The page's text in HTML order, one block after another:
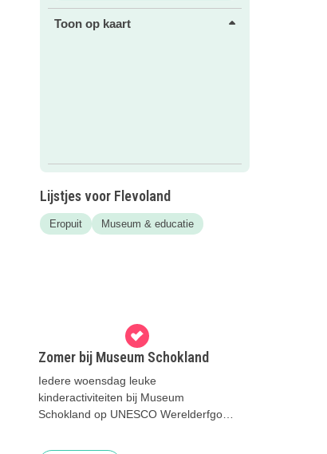
Toon op kaart
Lijstjes voor Flevoland
Eropuit Museum & educatie
Zomer bij Museum Schokland
Iedere woensdag leuke
kinderactiviteiten bij Museum
Schokland op UNESCO Werelderfgoed